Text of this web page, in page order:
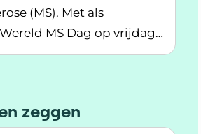
(MS). Met als
MS Dag op vrijdag
een ziekte die moeilijk te
Ruim 36.000 mensen in
Deze maand zijn er
Mei staat in het teken van
zeggen